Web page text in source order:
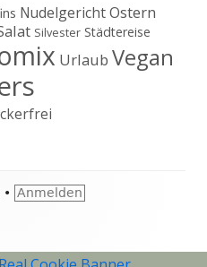
NudelgerichtOstern
Silvester Städtereise
Urlaub Vegan
• Anmelden